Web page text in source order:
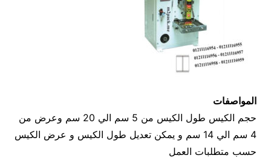
المواصفات
حجم الكيس طول الكيس من 5 سم الي 20 سم وعرض من
4 سم الي 14 سم و يمكن تعديل طول الكيس و عرض الكيس
حسب متطلبات العمل